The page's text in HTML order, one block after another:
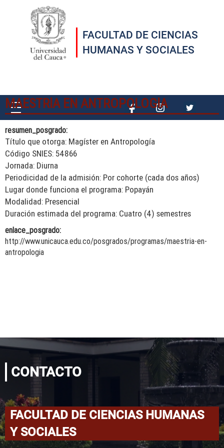
Pasar al contenido principal
FACULTAD DE CIENCIAS
HUMANAS Y SOCIALES
MAESTRÍA EN ANTROPOLOGÍA
resumen_posgrado:
Título que otorga: Magíster en Antropología
Código SNIES: 54866
Jornada: Diurna
Periodicidad de la admisión: Por cohorte (cada dos años)
Lugar donde funciona el programa: Popayán
Modalidad: Presencial
Duración estimada del programa: Cuatro (4) semestres
enlace_posgrado:
http://www.unicauca.edu.co/posgrados/programas/maestria-en-
antropologia
CONTACTO
FACULTAD DE CIENCIAS HUMANAS
Y SOCIALES